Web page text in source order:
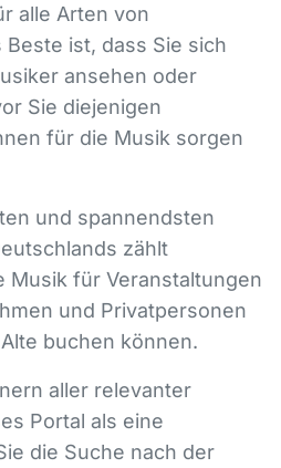
alle Arten von
ist, dass Sie sich
ansehen oder
Sie diejenigen
für die Musik sorgen
und spannendsten
zählt
Musik für Veranstaltungen
und Privatpersonen
buchen können.
aller relevanter
Portal als eine
die Suche nach der